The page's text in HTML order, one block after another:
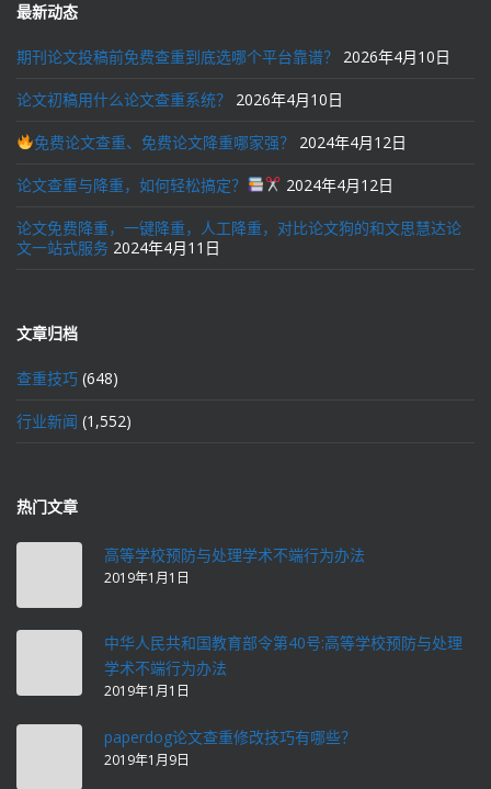
最新动态
期刊论文投稿前免费查重到底选哪个平台靠谱？ 2026年4月10日
论文初稿用什么论文查重系统？ 2026年4月10日
免费论文查重、免费论文降重哪家强？ 2024年4月12日
论文查重与降重，如何轻松搞定？ 2024年4月12日
论文免费降重，一键降重，人工降重，对比论文狗的和文思慧达论
文一站式服务 2024年4月11日
文章归档
查重技巧 (648)
行业新闻 (1,552)
热门文章
高等学校预防与处理学术不端行为办法
2019年1月1日
中华人民共和国教育部令第40号:高等学校预防与处理
学术不端行为办法
2019年1月1日
paperdog论文查重修改技巧有哪些？
2019年1月9日